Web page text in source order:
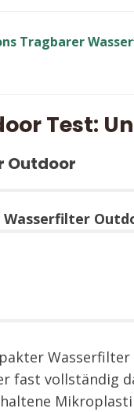
Test:
Outdoor
Wasserfilter
fast vollständig